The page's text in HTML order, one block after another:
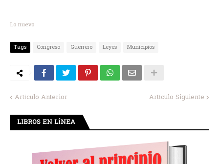
Lo nuevo
Tags Congreso Guerrero Leyes Municipios
Artículo Anterior Artículo Siguiente
LIBROS EN LÍNEA